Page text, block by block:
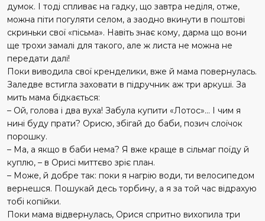
думок. І тоді спливає на гадку, що завтра неділя, отже,
можна піти погуляти селом, а заодно вкинути в поштові
скриньки свої «пісьма». Навіть знає кому, дарма що вони
ще трохи замалі для такого, але ж листа не можна не
передати далі!
Поки виводила свої кренделики, вже й мама повернулась.
Заледве встигла заховати в підручник аж три аркуші. За
мить мама бідкається:
– Ой, голова і два вуха! Забула купити «Лотос»… І чим я
нині буду прати? Орисю, збігай до баби, позич слоїчок
порошку.
– Ма, а якщо в баби нема? Я вже краще в сільмаг поїду й
куп­лю, – в Орисі миттєво зріє план.
– Може, й добре так: поки я нагрію води, ти велосипедом
вернешся. Пошукай десь торбину, а я за той час відрахую
тобі копійки.
Поки мама відвернулась, Орися спритно вихопила три